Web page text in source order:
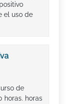
el uso de
de
horas. horas